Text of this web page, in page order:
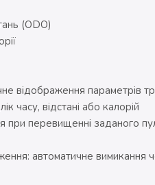
(ODO)
відображення параметрів
часу, відстані або калорій
перевищенні заданого
автоматичне вимикання